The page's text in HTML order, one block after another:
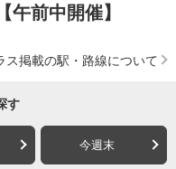
午前中開催】
ス掲載の駅・路線について
す
今週末